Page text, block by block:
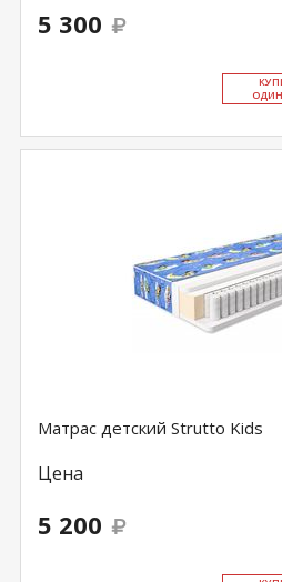
5 300
Матрас детский Strutto Kids
Цена
5 200